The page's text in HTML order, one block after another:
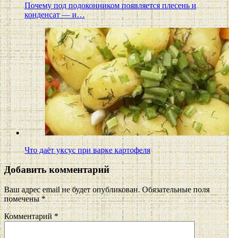
Почему под подоконником появляется плесень и
конденсат — и…
Что даёт уксус при варке картофеля
Добавить комментарий
Ваш адрес email не будет опубликован. Обязательные поля
помечены*
Комментарий*